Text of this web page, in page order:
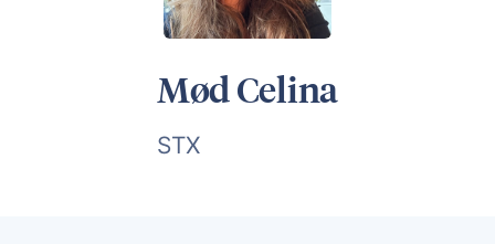
Undervisere
Mød Celina
STX